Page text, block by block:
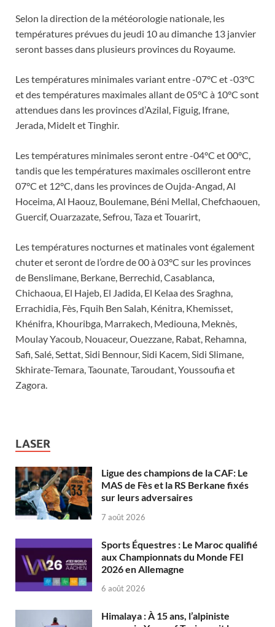
Selon la direction de la météorologie nationale, les
températures prévues du jeudi 10 au dimanche 13 janvier
seront basses dans plusieurs provinces du Royaume.
Les températures minimales variant entre -07°C et -03°C
et des températures maximales allant de 05°C à 10°C sont
attendues dans les provinces d’Azilal, Figuig, Ifrane,
Jerada, Midelt et Tinghir.
Les températures minimales seront entre -04°C et 00°C,
tandis que les températures maximales oscilleront entre
07°C et 12°C, dans les provinces de Oujda-Angad, Al
Hoceima, Al Haouz, Boulemane, Béni Mellal, Chefchaouen,
Guercif, Ouarzazate, Sefrou, Taza et Touarirt,
Les températures nocturnes et matinales vont également
chuter et seront de l’ordre de 00 à 03°C sur les provinces
de Benslimane, Berkane, Berrechid, Casablanca,
Chichaoua, El Hajeb, El Jadida, El Kelaa des Sraghna,
Errachidia, Fès, Fquih Ben Salah, Kénitra, Khemisset,
Khénifra, Khouribga, Marrakech, Mediouna, Meknès,
Moulay Yacoub, Nouaceur, Ouezzane, Rabat, Rehamna,
Safi, Salé, Settat, Sidi Bennour, Sidi Kacem, Sidi Slimane,
Skhirate-Temara, Taounate, Taroudant, Youssoufia et
Zagora.
LASER
Ligue des champions de la CAF: Le
MAS de Fès et la RS Berkane fixés
sur leurs adversaires
7 août 2026
Sports Équestres : Le Maroc qualifié
aux Championnats du Monde FEI
2026 en Allemagne
6 août 2026
Himalaya : À 15 ans, l’alpiniste